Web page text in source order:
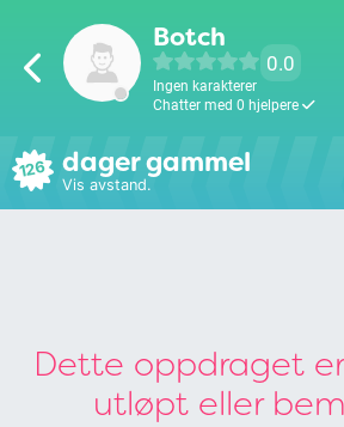
Botch
0.0
Ingen karakterer
Chatter med 0 hjelpere
126 dager gammel
Vis avstand.
Dette oppdraget
utløpt eller